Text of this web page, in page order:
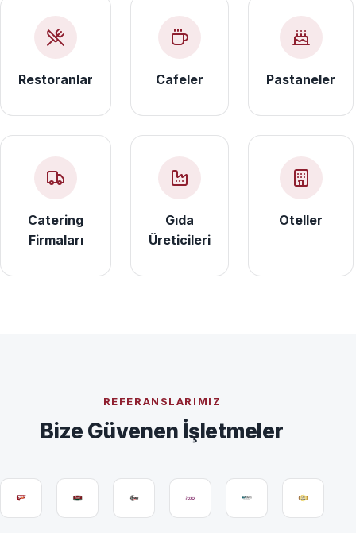
Restoranlar Cafeler Pastaneler
Catering
Firmaları
Gıda
Üreticileri
Oteller
REFERANSLARIMIZ
Bize Güvenen İşletmeler